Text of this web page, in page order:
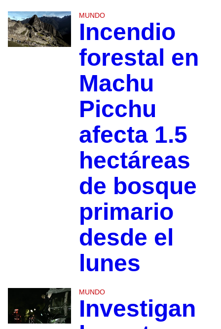
MUNDO
Incendio
forestal en
Machu
Picchu
afecta 1.5
hectáreas
de bosque
primario
desde el
lunes
MUNDO
Investigan